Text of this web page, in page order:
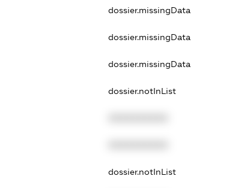
dossier.missingData
dossier.missingData
dossier.missingData
dossier.notInList
dossier.notInList